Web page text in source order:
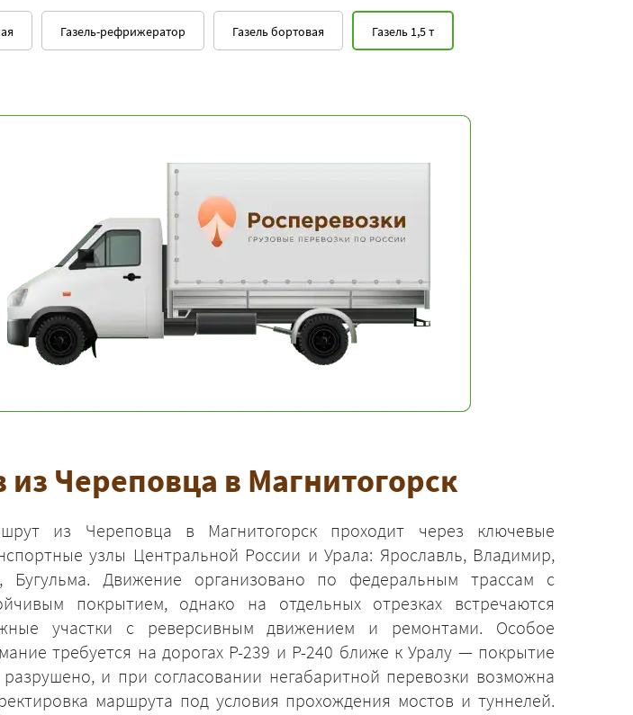
Газель 1,5 т
Газель бортовая
Газель-рефрижератор
Череповца в Магнитогорск
из Череповца в Магнитогорск проходит через ключевые
узлы Центральной России и Урала: Ярославль, Владимир,
Бугульма. Движение организовано по федеральным трассам с
покрытием, однако на отдельных отрезках встречаются
участки с реверсивным движением и ремонтами. Особое
требуется на дорогах Р-239 и Р-240 ближе к Уралу — покрытие
и при согласовании негабаритной перевозки возможна
маршрута под условия прохождения мостов и туннелей.